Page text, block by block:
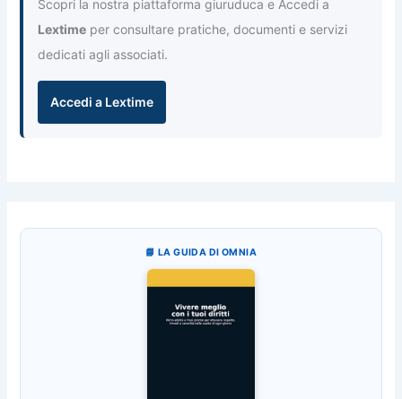
Scopri la nostra piattaforma giuruduca e Accedi a
Lextime per consultare pratiche, documenti e servizi
dedicati agli associati.
Accedi a Lextime
📘 LA GUIDA DI OMNIA